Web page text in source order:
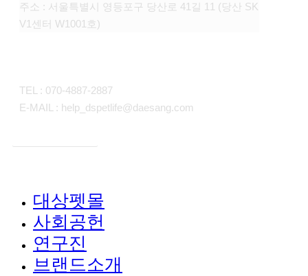
주소 : 서울특별시 영등포구 당산로 41길 11 (당산 SK
V1센터 W1001호)
TEL : 070-4887-2887
E-MAIL : help_dspetlife@daesang.com
Close 대상펫몰
사회공헌
연구진
브랜드소개